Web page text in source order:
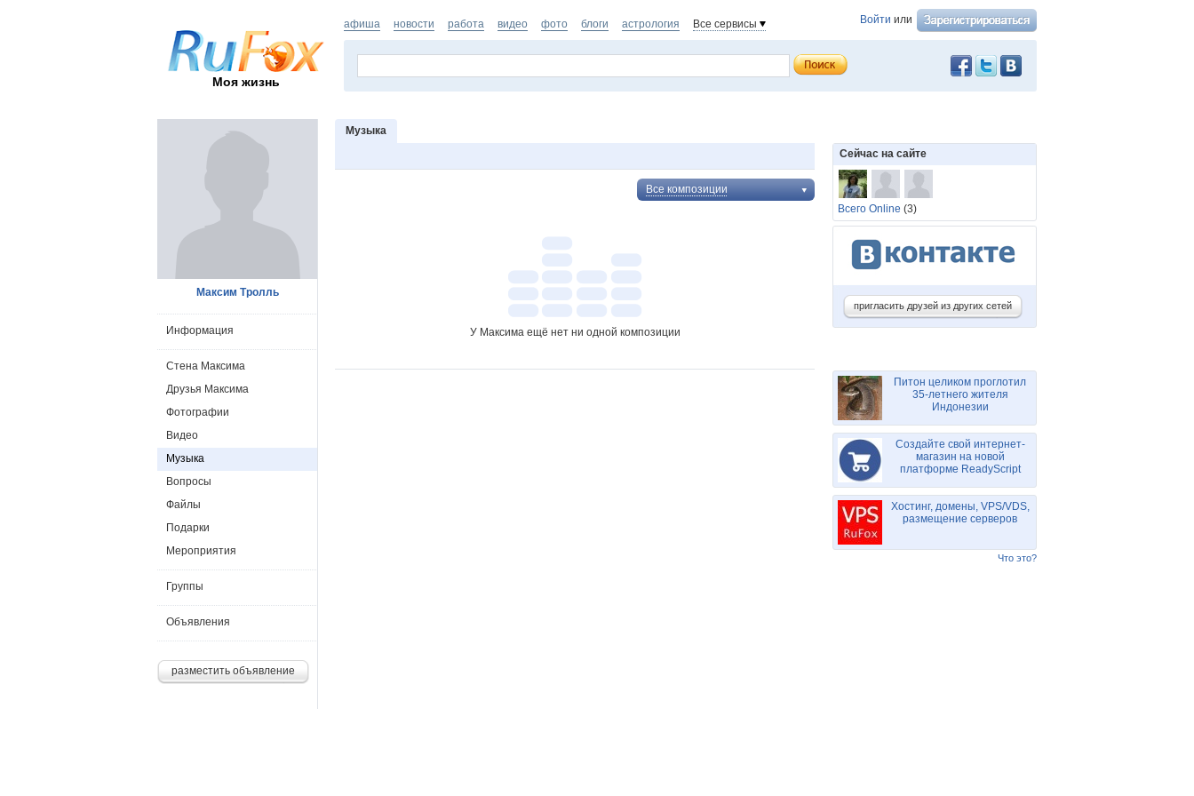
Моя жизнь
Войти или
афиша новости работа видео фото блоги астрология Все сервисы
Музыка
Все композиции
У Максима ещё нет ни одной композиции
Максим Тролль
Информация
Стена Максима
Друзья Максима
Фотографии
Видео
Музыка
Вопросы
Файлы
Подарки
Мероприятия
Группы
Объявления
разместить объявление
Сейчас на сайте
Всего Online (3)
пригласить друзей из других сетей
Питон целиком проглотил
35-летнего жителя
Индонезии
Создайте свой интернет-
магазин на новой
платформе ReadyScript
Хостинг, домены, VPS/VDS,
размещение серверов
Что это?